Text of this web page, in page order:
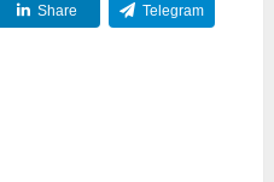
Share Telegram